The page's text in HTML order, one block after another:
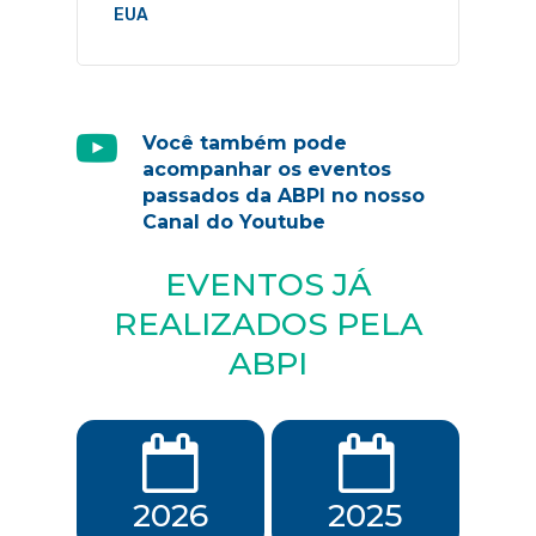
EUA
Você também pode
acompanhar os eventos
passados da ABPI no nosso
Canal do Youtube
EVENTOS JÁ
REALIZADOS PELA
ABPI
2026 2025